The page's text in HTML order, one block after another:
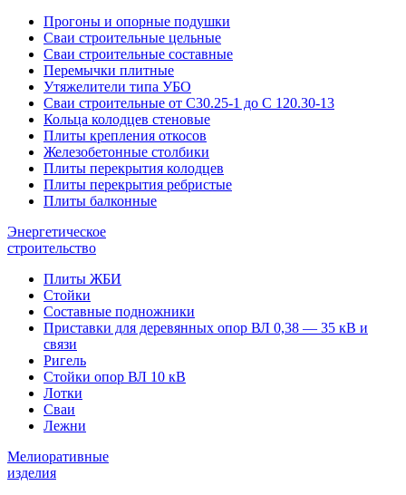
Прогоны и опорные подушки
Сваи строительные цельные
Сваи строительные составные
Перемычки плитные
Утяжелители типа УБО
Сваи строительные от С30.25-1 до С 120.30-13
Кольца колодцев стеновые
Плиты крепления откосов
Железобетонные столбики
Плиты перекрытия колодцев
Плиты перекрытия ребристые
Плиты балконные
Энергетическое
строительство
Плиты ЖБИ
Стойки
Составные подножники
Приставки для деревянных опор ВЛ 0,38 — 35 кВ и
связи
Ригель
Стойки опор ВЛ 10 кВ
Лотки
Сваи
Лежни
Мелиоративные
изделия